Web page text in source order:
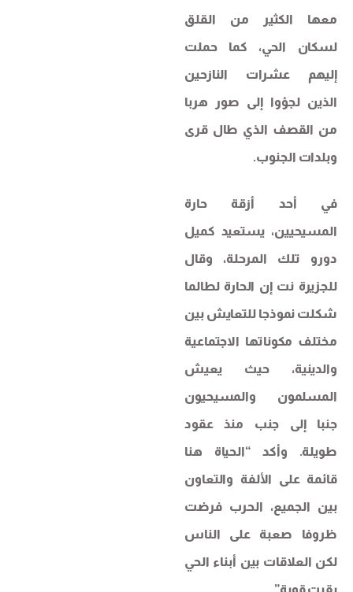
معها الكثير من القلق
لسكان الحي، كما حملت
إليهم عشرات النازحين
الذين لجؤوا إلى صور هربا
من القصف الذي طال قرى
وبلدات الجنوب.
في أحد أزقة حارة
المسيحيين، يستعيد كميل
دورو تلك المرحلة، وقال
للجزيرة نت إن الحارة لطالما
شكلت نموذجا للتعايش بين
مختلف مكوناتها الاجتماعية
والدينية، حيث يعيش
المسلمون والمسيحيون
جنبا إلى جنب منذ عقود
طويلة. وأكد “الحياة هنا
قائمة على الألفة والتعاون
بين الجميع، الحرب فرضت
ظروفا صعبة على الناس
لكن العلاقات بين أبناء الحي